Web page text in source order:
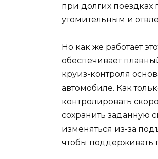
при долгих поездках
утомительным и
Но как же работает
обеспечивает
круиз-контроля
автомобиле. Как
контролировать
сохранить заданную
изменяться из-за
чтобы поддерживать